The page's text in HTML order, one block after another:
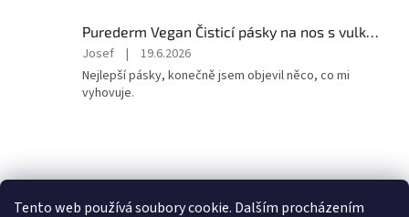
Tento web používá soubory cookie. Dalším procházením
z
5
hvězdiček.
Hodnocení
produktu
je
Josef |
19.6.2026
Nejlepší pásky, konečně jsem objevil něco, co mi
vyhovuje.
á